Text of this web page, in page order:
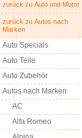
zurück zu Auto und Motor
zurück zu Autos nach
Marken
Auto Specials
Auto Teile
Auto Zubehör
Autos nach Marken
AC
Alfa Romeo